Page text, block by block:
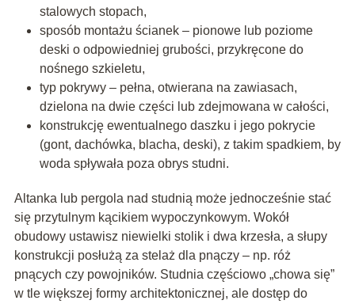
stalowych stopach,
sposób montażu ścianek – pionowe lub poziome
deski o odpowiedniej grubości, przykręcone do
nośnego szkieletu,
typ pokrywy – pełna, otwierana na zawiasach,
dzielona na dwie części lub zdejmowana w całości,
konstrukcję ewentualnego daszku i jego pokrycie
(gont, dachówka, blacha, deski), z takim spadkiem, by
woda spływała poza obrys studni.
Altanka lub pergola nad studnią może jednocześnie stać
się przytulnym kącikiem wypoczynkowym. Wokół
obudowy ustawisz niewielki stolik i dwa krzesła, a słupy
konstrukcji posłużą za stelaż dla pnączy – np. róż
pnących czy powojników. Studnia częściowo „chowa się”
w tle większej formy architektonicznej, ale dostęp do